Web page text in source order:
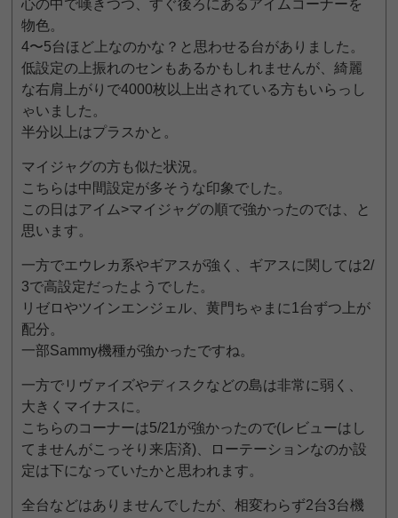
心の中で嘆きつつ、すぐ後ろにあるアイムコーナーを
物色。
4〜5台ほど上なのかな？と思わせる台がありました。
低設定の上振れのセンもあるかもしれませんが、綺麗
な右肩上がりで4000枚以上出されている方もいらっし
ゃいました。
半分以上はプラスかと。
マイジャグの方も似た状況。
こちらは中間設定が多そうな印象でした。
この日はアイム>マイジャグの順で強かったのでは、と
思います。
一方でエウレカ系やギアスが強く、ギアスに関しては2/
3で高設定だったようでした。
リゼロやツインエンジェル、黄門ちゃまに1台ずつ上が
配分。
一部Sammy機種が強かったですね。
一方でリヴァイズやディスクなどの島は非常に弱く、
大きくマイナスに。
こちらのコーナーは5/21が強かったので(レビューはし
てませんがこっそり来店済)、ローテーションなのか設
定は下になっていたかと思われます。
全台などはありませんでしたが、相変わらず2台3台機